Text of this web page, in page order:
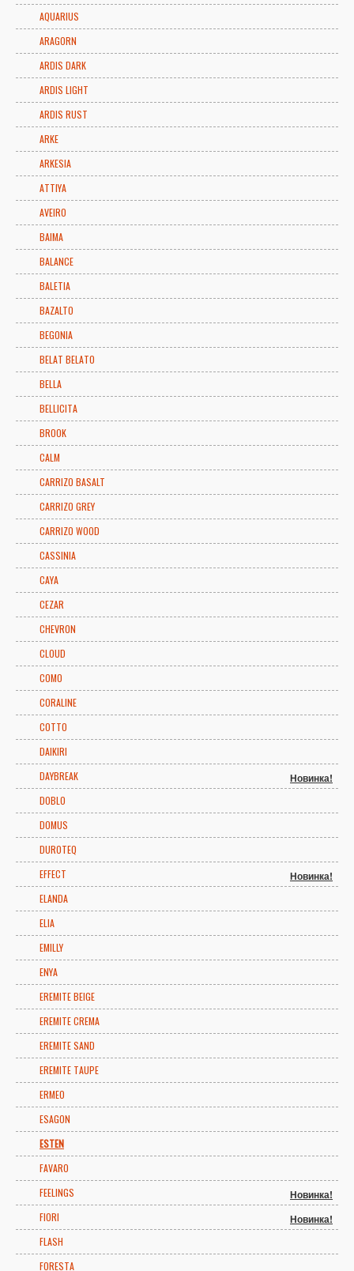
AQUARIUS
ARAGORN
ARDIS DARK
ARDIS LIGHT
ARDIS RUST
ARKE
ARKESIA
ATTIYA
AVEIRO
BAIMA
BALANCE
BALETIA
BAZALTO
BEGONIA
BELAT BELATO
BELLA
BELLICITA
BROOK
CALM
CARRIZO BASALT
CARRIZO GREY
CARRIZO WOOD
CASSINIA
CAYA
CEZAR
CHEVRON
CLOUD
COMO
CORALINE
COTTO
DAIKIRI
DAYBREAK
Новинка!
DOBLO
DOMUS
DUROTEQ
EFFECT
Новинка!
ELANDA
ELIA
EMILLY
ENYA
EREMITE BEIGE
EREMITE CREMA
EREMITE SAND
EREMITE TAUPE
ERMEO
ESAGON
ESTEN
FAVARO
FEELINGS
Новинка!
FIORI Новинка!
FLASH
FORESTA